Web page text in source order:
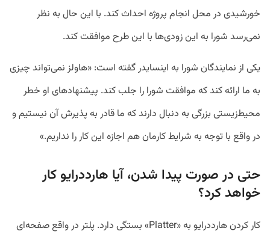
خورشیدی در محل انجام پروژه احداث کند. با این حال به نظر
نمی‌رسد شورا به این زودی‌ها با این طرح موافقت کند.
یکی از نمایندگان شورا به اینسایدر گفته است: «هاولز نمی‌تواند چیزی
به ما ارائه کند که موافقت شورا را جلب کند. پیشنهادهای او خطر
محیط‌زیستی بزرگی به دنبال دارند که ما قادر به پذیرش آن نیستیم و
در واقع با توجه به شرایط کارمان هم اجازه این کار را نداریم.»
حتی در صورت پیدا شدن، آیا هارددرایو کار
خواهد کرد؟
کار کردن هارددرایو به «Platter» بستگی دارد. پلتر در واقع صفحه‌ای